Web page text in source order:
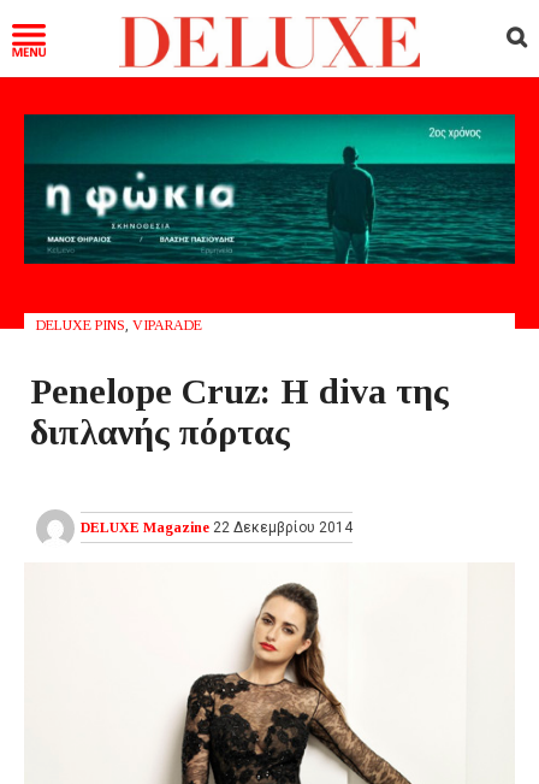
DELUXE PINS VIPARADE
Penelope Cruz: Η diva της
διπλανής πόρτας
DELUXE Magazine 22 Δεκεμβρίου 2014